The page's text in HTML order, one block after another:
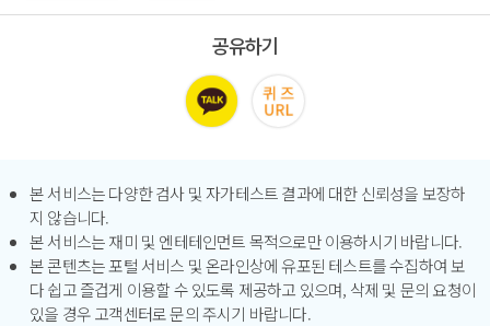
공유하기
본 서비스는 다양한 검사 및 자가테스트 결과에 대한 신뢰성을 보장하
지 않습니다.
본 서비스는 재미 및 엔테테인먼트 목적으로만 이용하시기 바랍니다.
본 콘텐츠는 포털 서비스 및 온라인상에 유포된 테스트를 수집하여 보
다 쉽고 즐겁게 이용할 수 있도록 제공하고 있으며, 삭제 및 문의 요청이
있을 경우 고객센터로 문의 주시기 바랍니다.